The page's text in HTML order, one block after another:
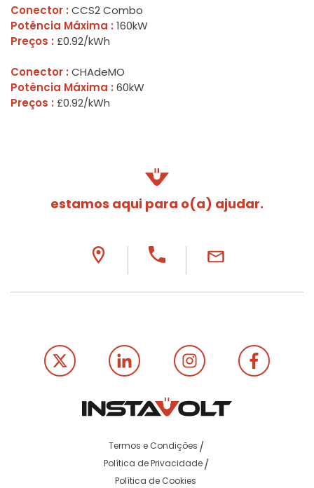
Conector : CCS2 Combo
Potência Máxima : 160kW
Preços : £0.92/kWh
Conector : CHAdeMO
Potência Máxima : 60kW
Preços : £0.92/kWh
estamos aqui para o(a) ajudar.
Termos e Condições
Política de Privacidade
Política de Cookies